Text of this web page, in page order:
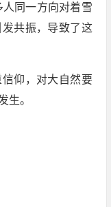
同一方向对着雪
共振，导致了这
仰，对大自然要
生。